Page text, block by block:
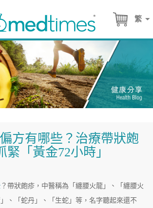
繁
方有哪些？治療帶狀皰
緊「黃金72小時」
？帶狀皰疹，中醫稱為「纏腰火龍」、「纏腰火
、「蛇丹」、「生蛇」等，名字聽起來還不